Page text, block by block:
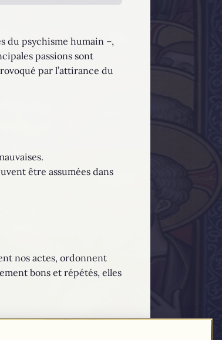
du psychisme humain –,
passions sont
par l’attirance du
être assumées dans
nos actes, ordonnent
bons et répétés, elles